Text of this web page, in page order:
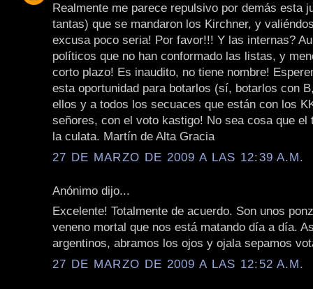
Realmente me parece repulsivo por demás esta
tantas) que se mandaron los Kirchner, y
excusa poco seria! Por favor!!! Y las internas?
políticos que no han conformado las listas, y
corto plazo! Es inaudito, no tiene nombre!
esta oportunidad para botarlos (sí, botarlos con
ellos y a todos los secuaces que están con los
señores, con el voto kastigo! No sea cosa que el
la culata. Martín de Alta Gracia
27 DE MARZO DE 2009 A LAS 12:39 A.M.
Anónimo dijo...
Excelente! Totalmente de acuerdo. Son unos
veneno mortal que nos está matando día a día.
argentinos, abramos los ojos y ojala sepamos
27 DE MARZO DE 2009 A LAS 12:52 A.M.